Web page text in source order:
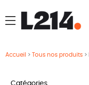
menu
Accueil >Tous nos produits >
Catégories